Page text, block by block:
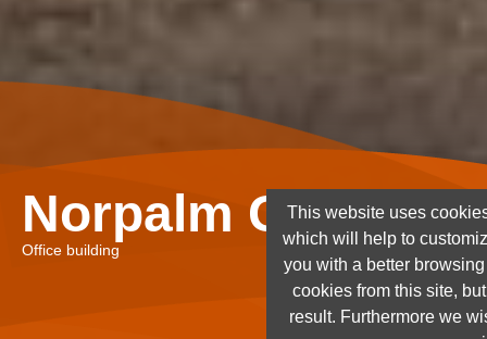
Norpalm Ghana
Office building
This website uses
which will help to
you with a better
cookies from this site,
result. Furthermore we